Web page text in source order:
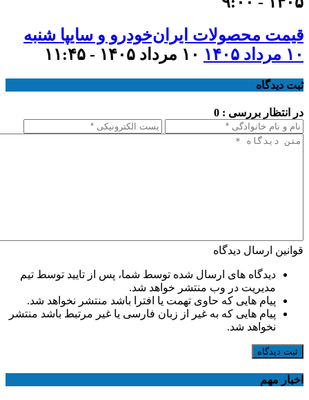
قیمت محصولات ایران‌خودرو و سایپا شنبه
۱۰ مرداد ۱۴۰۵
۱۰ مرداد ۱۴۰۵ - ۱۱:۴۵
ثبت دیدگاه
در انتظار بررسی : 0
قوانین ارسال دیدگاه
دیدگاه های ارسال شده توسط شما، پس از تایید توسط تیم
مدیریت در وب منتشر خواهد شد.
پیام هایی که حاوی تهمت یا افترا باشد منتشر نخواهد شد.
پیام هایی که به غیر از زبان فارسی یا غیر مرتبط باشد منتشر
نخواهد شد.
ثبت دیدگاه
اخبار مهم